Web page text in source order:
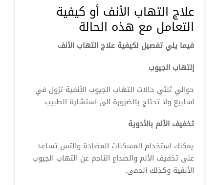
علاج التهاب الأنف أو كيفية
التعامل مع هذه الحالة
فيما يلي تفصيل لكيفية علاج التهاب الأنف
إلتهاب الجيوب
حوالي ثلثي حالات التهاب الجيوب الأنفية تزول في
اسابيع ولا تحتاج بالضرورة الى استشارة الطبيب
تخفيف الألم بالأدوية
يمكنك استخدام المسكنات المضادة والتس تساعد
على تخفيف الألم والصداع الناجم عن التهاب الجيوب
الأنفية وكذلك الحمى.